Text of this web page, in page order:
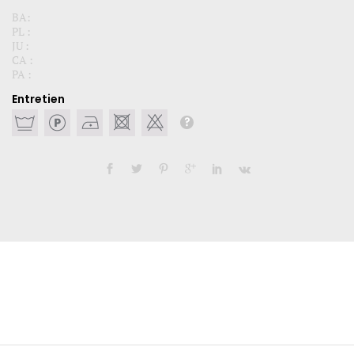
BA:
PL :
JU :
CA :
PA :
Entretien